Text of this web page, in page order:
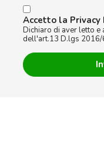
Accetto la Privacy
Dichiaro di aver letto e
dell'art.13 D.lgs